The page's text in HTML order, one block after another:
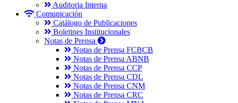
Auditoria Interna
Comunicación
Catálogo de Publicaciones
Boletines Institucionales
Notas de Prensa
Notas de Prensa FCBCB
Notas de Prensa ABNB
Notas de Prensa CCP
Notas de Prensa CDL
Notas de Prensa CNM
Notas de Prensa CRC